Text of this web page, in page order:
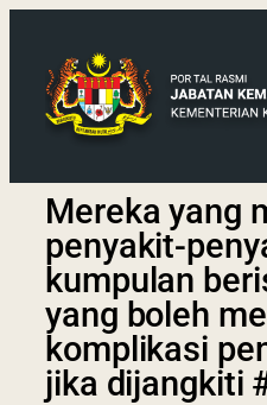
Mereka yang
penyakit-
kumpulan
yang boleh
komplikasi
jika dijangkiti